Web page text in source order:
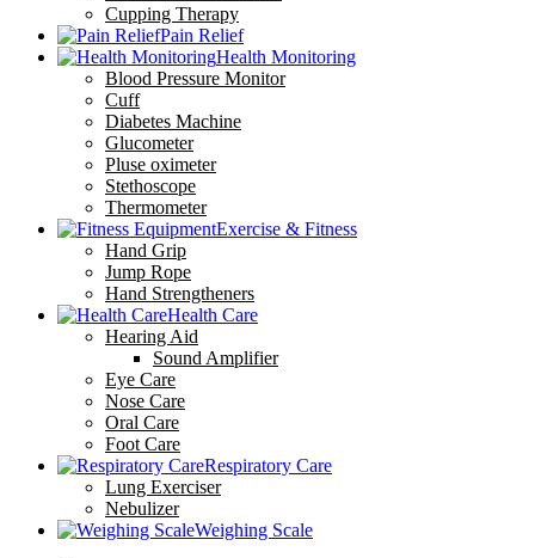
Cupping Therapy
Pain Relief
Health Monitoring
Blood Pressure Monitor
Cuff
Diabetes Machine
Glucometer
Pluse oximeter
Stethoscope
Thermometer
Exercise & Fitness
Hand Grip
Jump Rope
Hand Strengtheners
Health Care
Hearing Aid
Sound Amplifier
Eye Care
Nose Care
Oral Care
Foot Care
Respiratory Care
Lung Exerciser
Nebulizer
Weighing Scale